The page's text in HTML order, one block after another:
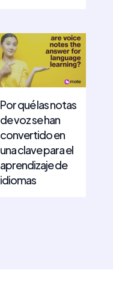
Por qué las notas
de voz se han
convertido en
una clave para el
aprendizaje de
idiomas